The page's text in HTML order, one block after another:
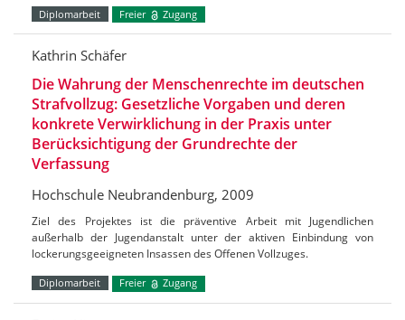
Diplomarbeit Freier Zugang
Kathrin Schäfer
Die Wahrung der Menschenrechte im deutschen
Strafvollzug: Gesetzliche Vorgaben und deren
konkrete Verwirklichung in der Praxis unter
Berücksichtigung der Grundrechte der
Verfassung
Hochschule Neubrandenburg, 2009
Ziel des Projektes ist die präventive Arbeit mit Jugendlichen
außerhalb der Jugendanstalt unter der aktiven Einbindung von
lockerungsgeeigneten Insassen des Offenen Vollzuges.
Diplomarbeit Freier Zugang